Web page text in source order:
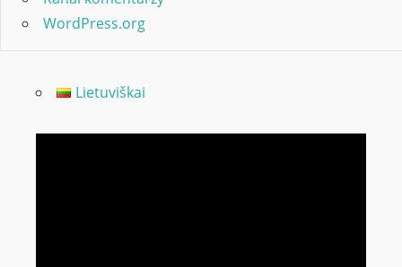
WordPress.org
Lietuviškai